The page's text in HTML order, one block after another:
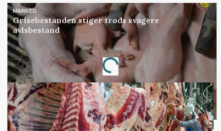
MARKED
Grisebestanden stiger trods svagere
avlsbestand
Annonce
Loading...